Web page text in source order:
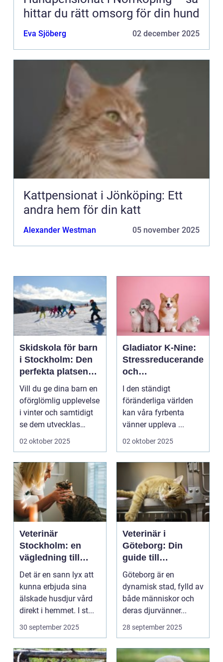
hittar du rätt omsorg för din hund
Eva Sjöberg 02 december 2025
Kattpensionat i Jönköping: Ett
andra hem för din katt
Alexander Westman 05 november 2025
Skidskola för barn
i Stockholm: Den
perfekta platsen
för små blivande
skidåkare
Vill du ge dina barn en
oförglömlig upplevelse
i vinter och samtidigt
se dem utvecklas
p&a...
02 oktober 2025
Gladiator K-Nine:
Stressreducerande
och
ångestdämpande
hundhalsband
I den ständigt
föränderliga världen
kan våra fyrbenta
vänner uppleva ...
02 oktober 2025
Veterinär
Stockholm: en
vägledning till
vård i hemmiljö
Det är en sann lyx att
kunna erbjuda sina
älskade husdjur vård
direkt i hemmet. I st...
30 september 2025
Veterinär i
Göteborg: Din
guide till
djursjukvård
Göteborg är en
dynamisk stad, fylld av
både människor och
deras djurvänner...
28 september 2025